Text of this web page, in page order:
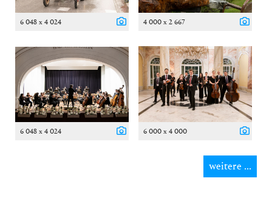
6 048 x 4 024 4 000 x 2 667
6 048 x 4 024 6 000 x 4 000
weitere ...